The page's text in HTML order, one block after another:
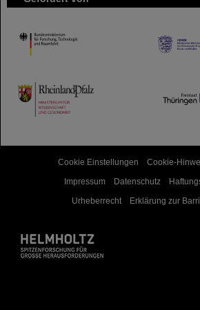
HMWK
TMWWDG
Cookie Einstellungen Cookie-
Impressum
Datenschutz
Urheberrecht
Erklärung zur